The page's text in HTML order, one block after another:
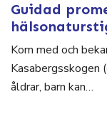
Guidad
Kom med och
Kasabergsskogen
åldrar, barn kan…